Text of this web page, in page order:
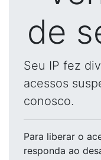
de
Seu IP fez
acessos
conosco.
Para liberar o
responda ao